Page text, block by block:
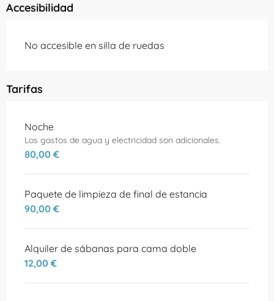
Accesibilidad
No accesible en silla de ruedas
Tarifas
Tarifas 2026
Noche
Los gastos de agua y electricidad son adicionales.
80,00 €
Paquete de limpieza de final de estancia
90,00 €
Alquiler de sábanas para cama doble
12,00 €